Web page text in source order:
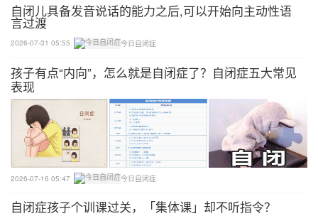
难度设置：A开始时为避免孩子紧张，可让其双手抓
住椅子的扶手;B孩子习惯后要求其两手自然放在腿上
靠身体控制重心，并闭上眼睛。如果孩子不配合，可
用布带将其双眼蒙住。
灌篮高手
训练目的：刺激前庭系统，培养孩子专注力，训练大
肌肉张力和动作企划能力。
自闭儿具备发音说话的能力之后,可以开始向主动性语
言过渡
2026-07-31 05:55 今日自闭症
孩子有点“内向”，怎么就是自闭症了？自闭症五大常见
表现
2026-07-16 05:47 今日自闭症
自闭症孩子个训课过关，「集体课」却不听指令？